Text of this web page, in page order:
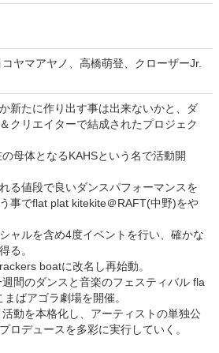
ヤマアヤノ、高橋萌登、クローザーJr.
新たに作り出す事は出来ないかと、ダ
クリエイターで結成されたプロジェク
母体となるKAHSという名で活動開
る値段で良いダンスパフォーマンスを
事でflat plat kitekite＠RAFT(中野)をや
ャルを含め4度イベントを行い、確かな
る。
boatに改名し再始動。
間のダンスと音楽のフェスティバル fla
ばアゴラ劇場を開催。
動を本格化し、アーティストの単独公
ロデュースを多彩に実行していく。